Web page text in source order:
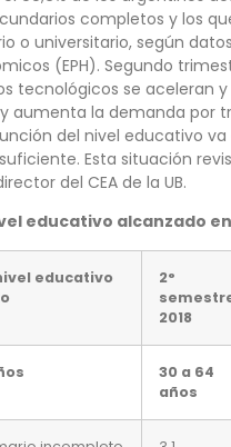
completos y los
o universitario, según
(EPH). Segundo
tecnológicos se aceleran
aumenta la demanda por
del nivel educativo
Esta situación
del CEA de la UB.
educativo alcanzado
educativo
2°
2018
30 a 64
años